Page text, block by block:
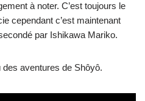
à noter. C’est toujours le
cependant c’est maintenant
par Ishikawa Mariko.
des aventures de Shôyô.